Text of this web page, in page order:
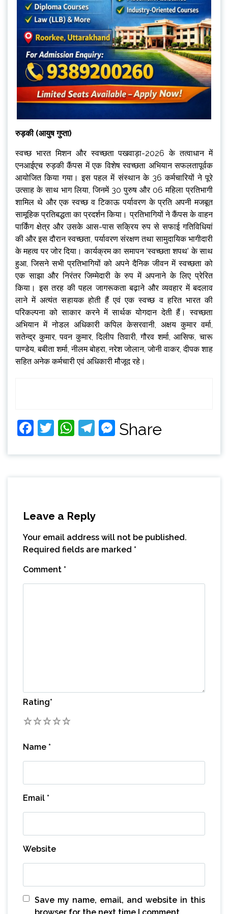
रुड़की (आयुष गुप्ता)
स्वच्छ भारत मिशन और स्वच्छता पखवाड़ा-2026 के तत्वाधान में
एनआईएच रुड़की कैंपस में एक विशेष स्वच्छता अभियान सफलतापूर्वक
आयोजित किया गया। इस पहल में संस्थान के 36 कर्मचारियों ने पूरे
उत्साह के साथ भाग लिया, जिनमें 30 पुरुष और 06 महिला प्रतिभागी
शामिल थे और एक स्वच्छ व टिकाऊ पर्यावरण के प्रति अपनी मजबूत
सामूहिक प्रतिबद्धता का प्रदर्शन किया। प्रतिभागियों ने कैंपस के वाहन
पार्किंग क्षेत्र और उसके आस-पास सक्रिय रुप से सफाई गतिविधियां
की और इस दौरान स्वच्छता, पर्यावरण संरक्षण तथा सामुदायिक भागीदारी
के महत्व पर जोर दिया। कार्यक्रम का समापन ‘स्वच्छता शपथ’ के साथ
हुआ, जिसने सभी प्रतिभागियों को अपने दैनिक जीवन में स्वच्छता को
एक साझा और निरंतर जिम्मेदारी के रुप में अपनाने के लिए प्रेरित
किया। इस तरह की पहल जागरूकता बढ़ाने और व्यवहार में बदलाव
लाने में अत्यंत सहायक होती हैं एवं एक स्वच्छ व हरित भारत की
परिकल्पना को साकार करने में सार्थक योगदान देती हैं। स्वच्छता
अभियान में नोडल अधिकारी कपिल केसरवानी, अक्षय कुमार वर्मा,
सतेन्द्र कुमार, पवन कुमार, दिलीप तिवारी, गौरव शर्मा, आसिफ, चारू
पाण्डेय, बबीता शर्मा, नीलम बोहरा, नरेश जोलान, जोनी वाकर, दीपक शाह
सहित अनेक कर्मचारी एवं अधिकारी मौजूद रहे।
Facebook
Twitter
WhatsApp
Telegram
Messenger
Share
Leave a Reply
Your email address will not be published.
Required fields are marked *
Comment *
Rating*
5
4
3
2
Name *
Email *
Website
Save my name, email, and website in this